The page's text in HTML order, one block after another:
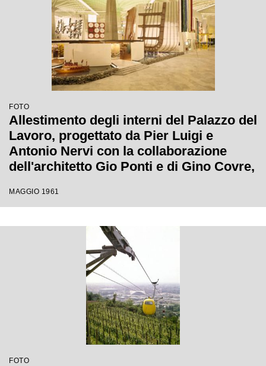
FOTO
Allestimento degli interni del Palazzo del
Lavoro, progettato da Pier Luigi e
Antonio Nervi con la collaborazione
dell'architetto Gio Ponti e di Gino Covre,
Lavoro
MAGGIO 1961
FOTO